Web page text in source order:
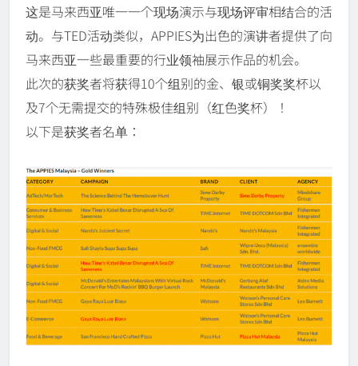
这是马来西亚唯一一个现场演示与现场评审相结合的活
动。与TED活动类似，APPIES为出色的演讲者提供了向
马来西亚一些最重要的行业领袖展示作品的机会。
此次的获奖者将获得10个组别的金、银或铜奖奖杯以
及7个无需提交的特殊极佳组别（红色奖杯）！
以下是获奖者名单：